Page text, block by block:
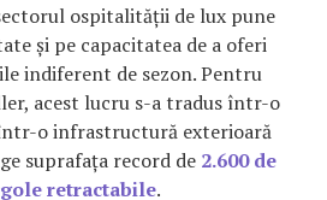
ospitalității de lux pune
și pe capacitatea de a oferi
indiferent de sezon. Pentru
acest lucru s-a tradus într-o
o infrastructură exterioară
suprafața record de 2.600 de
retractabile.